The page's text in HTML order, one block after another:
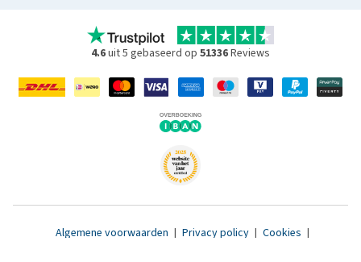
4.6uit 5 gebaseerd op 51336Reviews
Algemene voorwaarden | Privacy policy | Cookies |